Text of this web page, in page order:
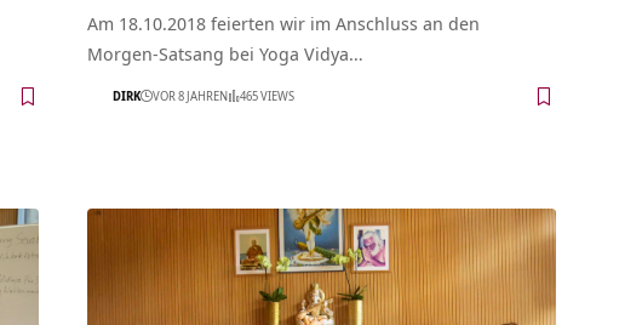
Am 18.10.2018 feierten wir im Anschluss an den
Morgen-Satsang bei Yoga Vidya…
DIRK VOR 8 JAHREN 465 VIEWS